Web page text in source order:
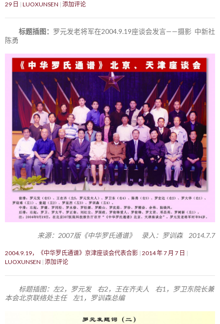
29 日
LUOXUNSEN 添加评论
标题插图： 罗元发老将军在2004.9.19座谈会发言——摄影 中新社
陈勇
来源：2007版《中华罗氏通谱》 录入：罗训森 2014.7.7
2004.9.19，《中华罗氏通谱》京津座谈会代表合影 2014 年 7 月 7 日
LUOXUNSEN 添加评论
标题插图：左2，罗元发 右2，王在齐夫人 右1，罗卫东院长兼
本会北京联络处主任 左1，罗训森总编